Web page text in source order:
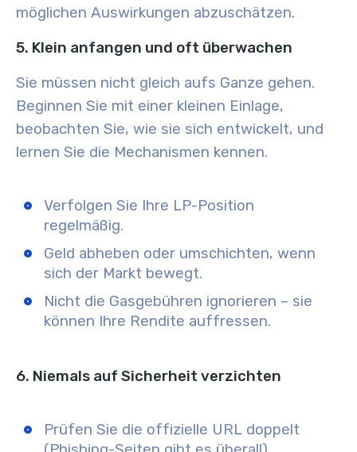
möglichen Auswirkungen abzuschätzen.
5. Klein anfangen und oft überwachen
Sie müssen nicht gleich aufs Ganze gehen.
Beginnen Sie mit einer kleinen Einlage,
beobachten Sie, wie sie sich entwickelt, und
lernen Sie die Mechanismen kennen.
Verfolgen Sie Ihre LP-Position
regelmäßig.
Geld abheben oder umschichten, wenn
sich der Markt bewegt.
Nicht die Gasgebühren ignorieren – sie
können Ihre Rendite auffressen.
6. Niemals auf Sicherheit verzichten
Prüfen Sie die offizielle URL doppelt